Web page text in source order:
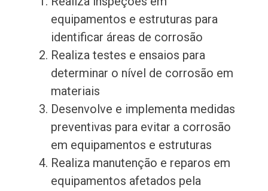
equipamentos e estruturas para
identificar áreas de corrosão
Realiza testes e ensaios para
determinar o nível de corrosão em
materiais
Desenvolve e implementa medidas
preventivas para evitar a corrosão
em equipamentos e estruturas
Realiza manutenção e reparos em
equipamentos afetados pela